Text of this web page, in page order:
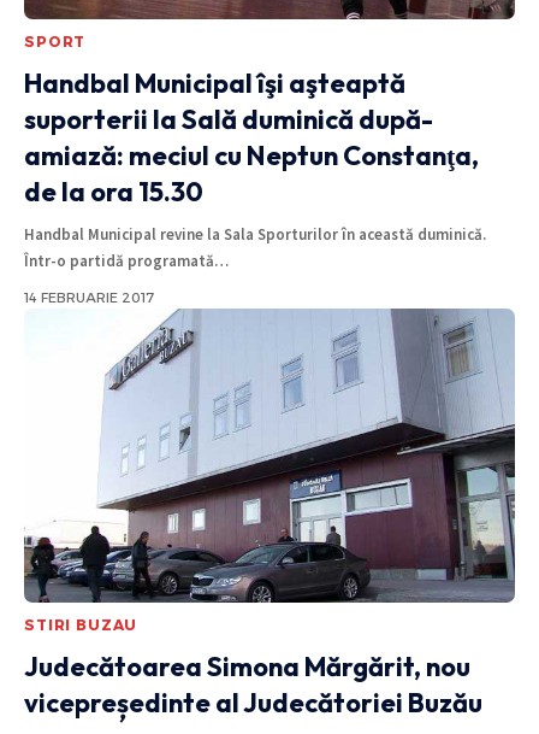
SPORT
Handbal Municipal îşi aşteaptă
suporterii la Sală duminică după-
amiază: meciul cu Neptun Constanţa,
de la ora 15.30
Handbal Municipal revine la Sala Sporturilor în această duminică.
Într-o partidă programată…
14 FEBRUARIE 2017
STIRI BUZAU
Judecătoarea Simona Mărgărit, nou
vicepreședinte al Judecătoriei Buzău